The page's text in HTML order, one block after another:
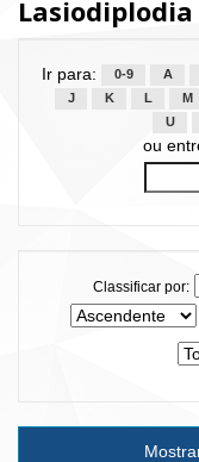
Ir para: 0-9 A
J
K L M
U
ou
Classificar por: